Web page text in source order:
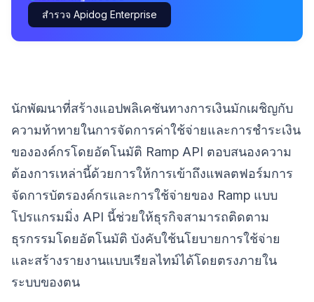
สำรวจ Apidog Enterprise
นักพัฒนาที่สร้างแอปพลิเคชันทางการเงินมักเผชิญกับ
ความท้าทายในการจัดการค่าใช้จ่ายและการชำระเงิน
ขององค์กรโดยอัตโนมัติ Ramp API ตอบสนองความ
ต้องการเหล่านี้ด้วยการให้การเข้าถึงแพลตฟอร์มการ
จัดการบัตรองค์กรและการใช้จ่ายของ Ramp แบบ
โปรแกรมมิ่ง API นี้ช่วยให้ธุรกิจสามารถติดตาม
ธุรกรรมโดยอัตโนมัติ บังคับใช้นโยบายการใช้จ่าย
และสร้างรายงานแบบเรียลไทม์ได้โดยตรงภายใน
ระบบของตน